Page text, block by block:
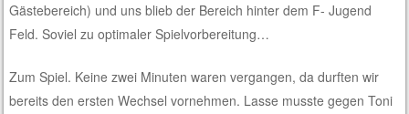
Gästebereich) und uns blieb der Bereich hinter dem F- Jugend
Feld. Soviel zu optimaler Spielvorbereitung…
Zum Spiel. Keine zwei Minuten waren vergangen, da durften wir
bereits den ersten Wechsel vornehmen. Lasse musste gegen Toni